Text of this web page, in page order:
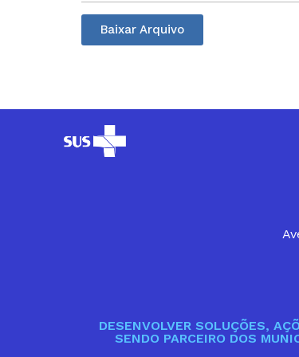
Baixar Arquivo
DESENVOLVER SOLUÇÕES,
SENDO PARCEIRO DOS